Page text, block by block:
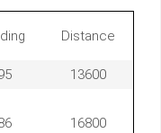
Distance
13600
16800